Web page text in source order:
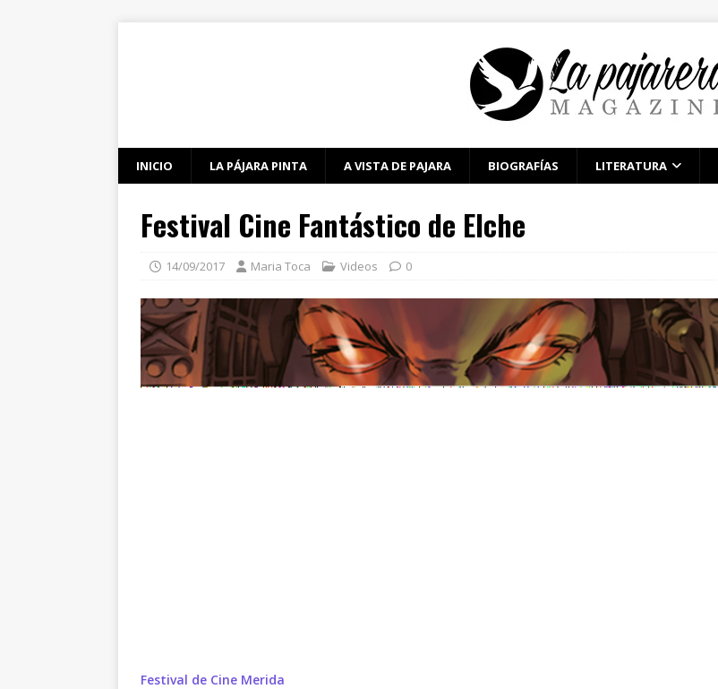
INICIO LA PÁJARA PINTA A VISTA DE PAJARA BIOGRAFÍAS LITERATURA
Festival Cine Fantástico de Elche
14/09/2017 Maria Toca Videos 0
Festival de Cine Merida